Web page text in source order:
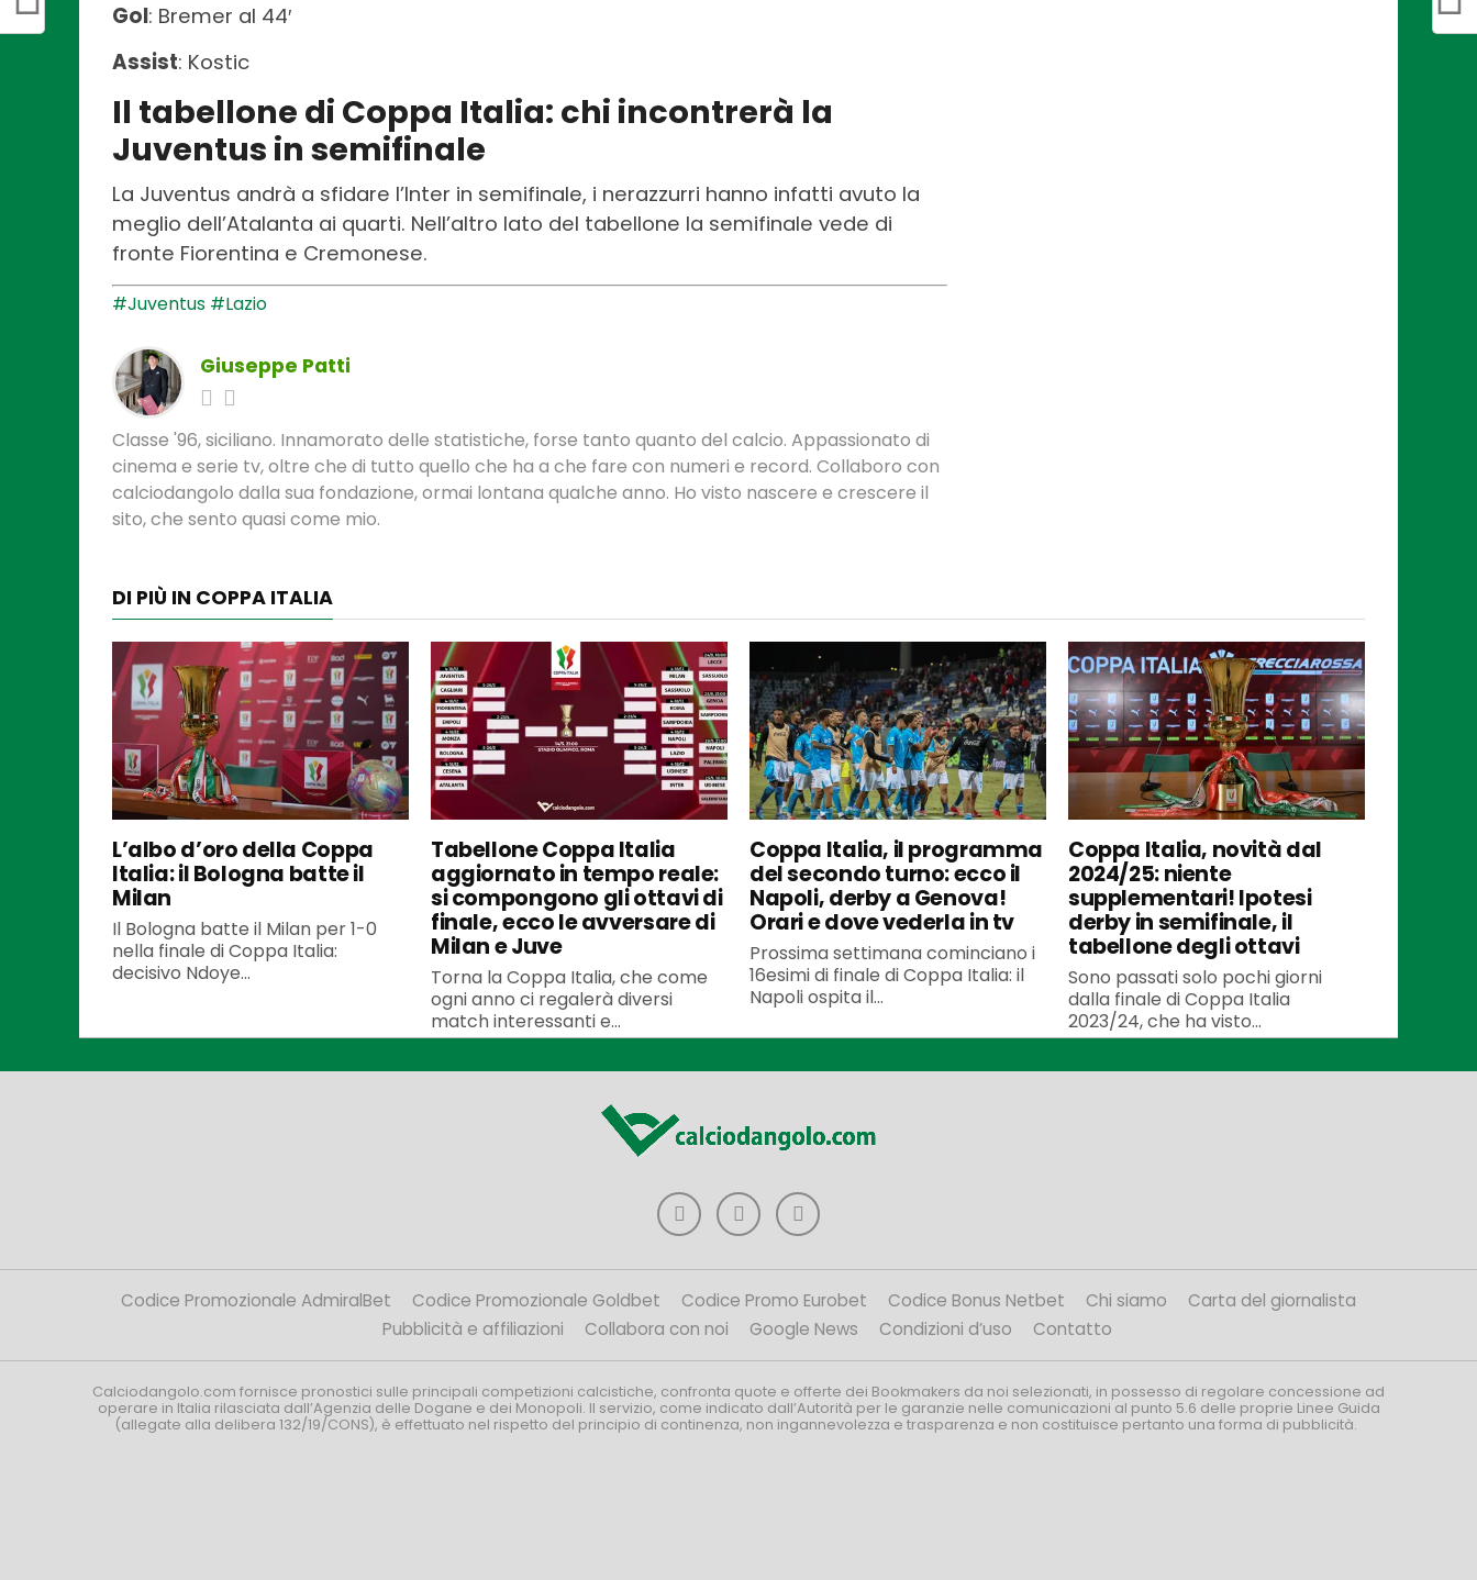
Gol: Bremer al 44′
Assist: Kostic
Il tabellone di Coppa Italia: chi incontrerà la
Juventus in semifinale
La Juventus andrà a sfidare l’Inter in semifinale, i nerazzurri hanno infatti avuto la
meglio dell’Atalanta ai quarti. Nell’altro lato del tabellone la semifinale vede di
fronte Fiorentina e Cremonese.
#Juventus #Lazio
Giuseppe Patti
Classe '96, siciliano. Innamorato delle statistiche, forse tanto quanto del calcio. Appassionato di
cinema e serie tv, oltre che di tutto quello che ha a che fare con numeri e record. Collaboro con
calciodangolo dalla sua fondazione, ormai lontana qualche anno. Ho visto nascere e crescere il
sito, che sento quasi come mio.
DI PIÙ IN COPPA ITALIA
L’albo d’oro della Coppa
Italia: il Bologna batte il
Milan
Il Bologna batte il Milan per 1-0
nella finale di Coppa Italia:
decisivo Ndoye...
Tabellone Coppa Italia
aggiornato in tempo reale:
si compongono gli ottavi di
finale, ecco le avversare di
Milan e Juve
Torna la Coppa Italia, che come
ogni anno ci regalerà diversi
match interessanti e...
Coppa Italia, il programma
del secondo turno: ecco il
Napoli, derby a Genova!
Orari e dove vederla in tv
Prossima settimana cominciano i
16esimi di finale di Coppa Italia: il
Napoli ospita il...
Coppa Italia, novità dal
2024/25: niente
supplementari! Ipotesi
derby in semifinale, il
tabellone degli ottavi
Sono passati solo pochi giorni
dalla finale di Coppa Italia
2023/24, che ha visto...
Codice Promozionale AdmiralBet Codice Promozionale Goldbet Codice Promo Eurobet Codice Bonus Netbet Chi siamo
Carta del giornalista
Pubblicità e affiliazioni
Collabora con noi Google News Condizioni d’uso Contatto
Calciodangolo.com fornisce pronostici sulle principali competizioni calcistiche, confronta quote e offerte dei Bookmakers da noi selezionati, in possesso di regolare concessione ad
operare in Italia rilasciata dall’Agenzia delle Dogane e dei Monopoli. Il servizio, come indicato dall’Autorità per le garanzie nelle comunicazioni al punto 5.6 delle proprie Linee Guida
(allegate alla delibera 132/19/CONS), è effettuato nel rispetto del principio di continenza, non ingannevolezza e trasparenza e non costituisce pertanto una forma di pubblicità.